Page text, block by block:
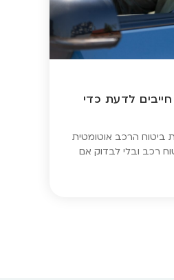
לדעת כדי
ביטוח הרכב אוטומטית
רכב ובלי לבדוק אם
אלפי שקלים בשנה